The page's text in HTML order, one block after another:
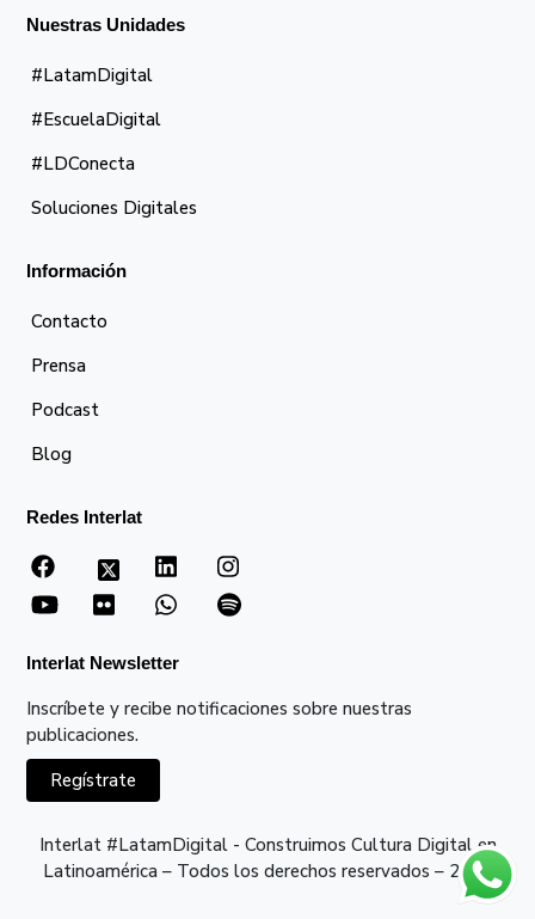
Nuestras Unidades
#LatamDigital
#EscuelaDigital
#LDConecta
Soluciones Digitales
Información
Contacto
Prensa
Podcast
Blog
Redes Interlat
Interlat Newsletter
Inscríbete y recibe notificaciones sobre nuestras
publicaciones.
Regístrate
Interlat #LatamDigital - Construimos Cultura Digital en
Latinoamérica – Todos los derechos reservados – 2026